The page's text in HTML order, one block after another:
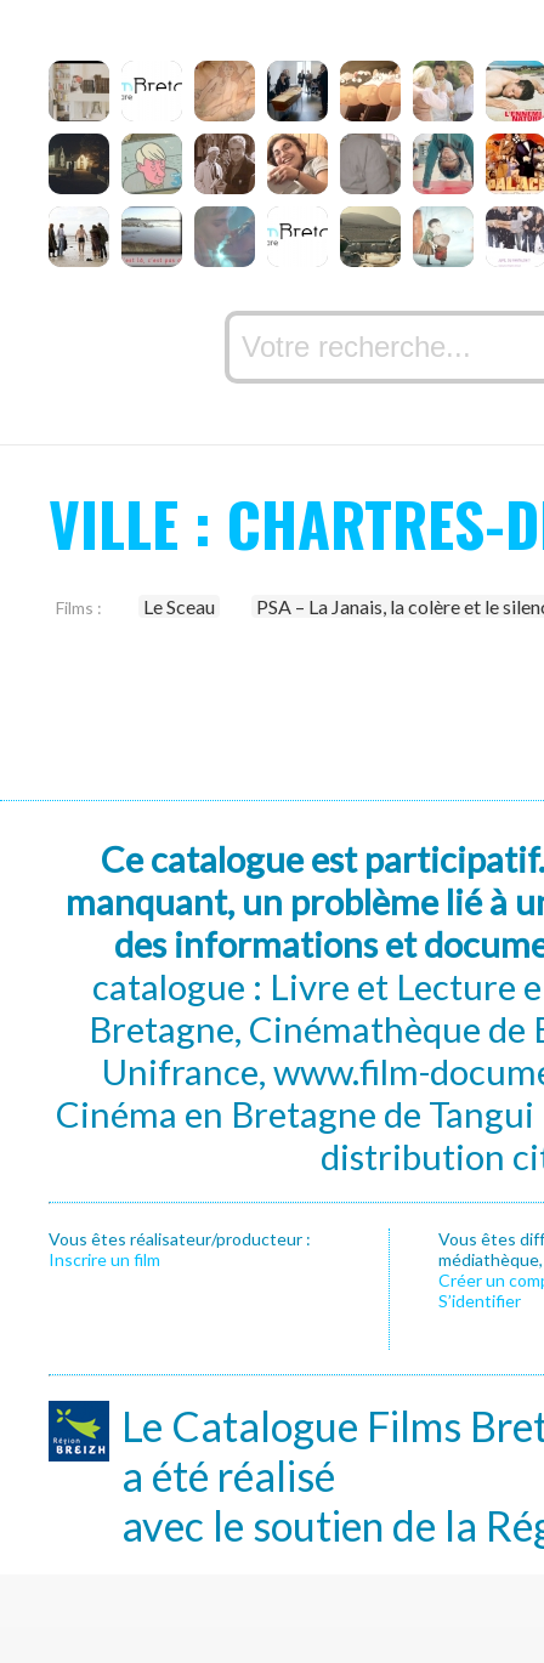
VILLE : CHARTRES-
Films : Le Sceau PSA – La Janais, la colère et le
Ce catalogue est
manquant, un problème lié à
des informations et
catalogue : Livre et Lecture
Bretagne, Cinémathèque de
Unifrance, www.film-
Cinéma en Bretagne de
distribution
Vous êtes réalisateur/producteur :
Inscrire un film
Vous êtes
Créer un
S’identifier
Le Catalogue Films
a été réalisé
avec le soutien de la